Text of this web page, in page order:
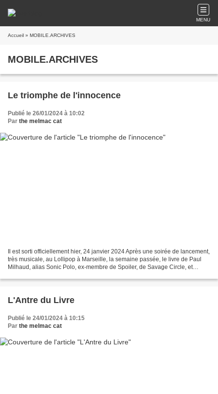
MENU
Accueil » MOBILE.ARCHIVES
MOBILE.ARCHIVES
Le triomphe de l'innocence
Publié le 26/01/2024 à 10:02
Par the melmac cat
Il est sorti officiellement hier, 24 janvier 2024 Après une soirée de lancement,
très musicale, au Lollipop à Marseille, la semaine passée, le livre de Paul
Milhaud, alias Sonic Polo, ex-membre de Spoiler, de Savage Circle, et
L'Antre du Livre
Publié le 24/01/2024 à 10:15
Par the melmac cat